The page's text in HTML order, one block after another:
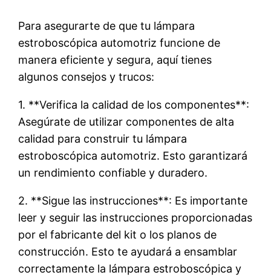
Para asegurarte de que tu lámpara
estroboscópica automotriz funcione de
manera eficiente y segura, aquí tienes
algunos consejos y trucos:
1. **Verifica la calidad de los componentes**:
Asegúrate de utilizar componentes de alta
calidad para construir tu lámpara
estroboscópica automotriz. Esto garantizará
un rendimiento confiable y duradero.
2. **Sigue las instrucciones**: Es importante
leer y seguir las instrucciones proporcionadas
por el fabricante del kit o los planos de
construcción. Esto te ayudará a ensamblar
correctamente la lámpara estroboscópica y